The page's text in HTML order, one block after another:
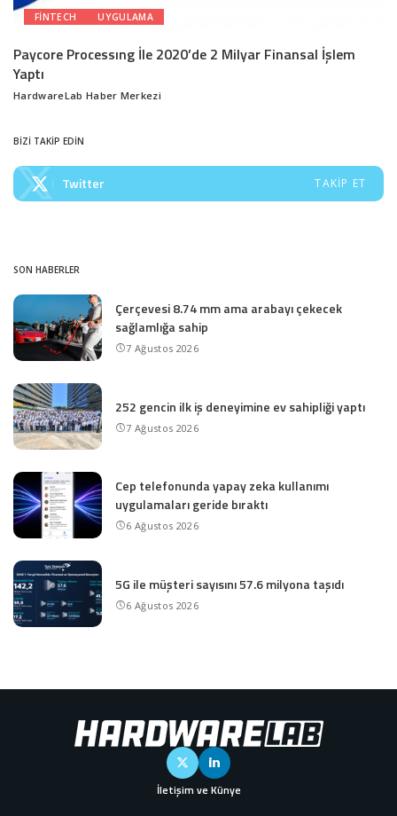
FINTECH UYGULAMA
Paycore Processıng İle 2020’de 2 Milyar Finansal İşlem
Yaptı
Posted
HardwareLab Haber Merkezi
BİZİ TAKİP EDİN
Twitter TAKIP ET
SON HABERLER
Çerçevesi 8.74 mm ama arabayı çekecek
sağlamlığa sahip
7 Ağustos 2026
252 gencin ilk iş deneyimine ev sahipliği yaptı
7 Ağustos 2026
Cep telefonunda yapay zeka kullanımı
uygulamaları geride bıraktı
6 Ağustos 2026
5G ile müşteri sayısını 57.6 milyona taşıdı
6 Ağustos 2026
İletişim ve Künye